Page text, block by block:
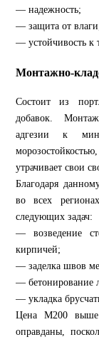
— надежность;
— защита от
— устойчивость к
Монтажно-
Состоит из
добавок.
адгезии к
утрачивает свои
Благодаря
во всех
следующих задач:
— возведение
кирпичей;
— заделка швов
— бетонирование
— укладка
Цена М200 выше
оправданы,